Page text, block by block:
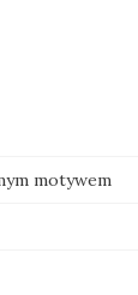
motywem